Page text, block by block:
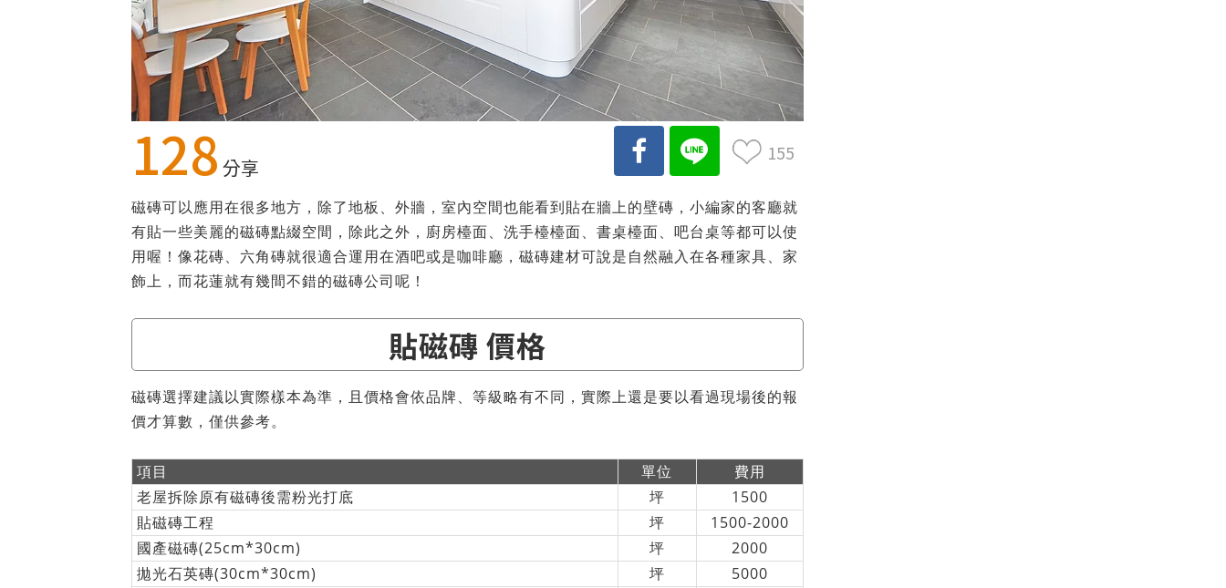
128 分享
155
磁磚可以應用在很多地方，除了地板、外牆，室內空間也能看到貼在牆上的壁磚，小編家的客廳就
有貼一些美麗的磁磚點綴空間，除此之外，廚房檯面、洗手檯檯面、書桌檯面、吧台桌等都可以使
用喔！像花磚、六角磚就很適合運用在酒吧或是咖啡廳，磁磚建材可說是自然融入在各種家具、家
飾上，而花蓮就有幾間不錯的磁磚公司呢！
貼磁磚 價格
磁磚選擇建議以實際樣本為準，且價格會依品牌、等級略有不同，實際上還是要以看過現場後的報
價才算數，僅供參考。
項目 單位
費用
老屋拆除原有磁磚後需粉光打底
坪
1500
貼磁磚工程
坪
1500-2000
國產磁磚(25cm*30cm)
坪
2000
拋光石英磚(30cm*30cm)
坪
5000